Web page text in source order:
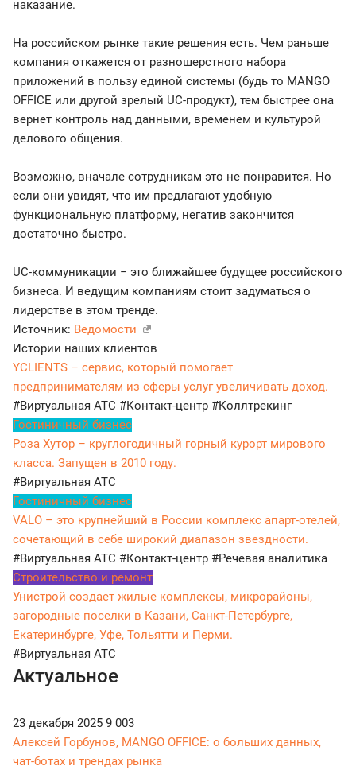
наказание.
На российском рынке такие решения есть. Чем раньше
компания откажется от разношерстного набора
приложений в пользу единой системы (будь то MANGO
OFFICE или другой зрелый UC-продукт), тем быстрее она
вернет контроль над данными, временем и культурой
делового общения.
Возможно, вначале сотрудникам это не понравится. Но
если они увидят, что им предлагают удобную
функциональную платформу, негатив закончится
достаточно быстро.
UC-коммуникации − это ближайшее будущее российского
бизнеса. И ведущим компаниям стоит задуматься о
лидерстве в этом тренде.
Источник: Ведомости
Истории наших клиентов
YCLIENTS – сервис, который помогает
предпринимателям из сферы услуг увеличивать доход.
#Виртуальная АТС #Контакт-центр #Коллтрекинг
Гостиничный бизнес
Роза Хутор – круглогодичный горный курорт мирового
класса. Запущен в 2010 году.
#Виртуальная АТС
Гостиничный бизнес
VALO – это крупнейший в России комплекс апарт-отелей,
сочетающий в себе широкий диапазон звездности.
#Виртуальная АТС #Контакт-центр #Речевая аналитика
Строительство и ремонт
Унистрой создает жилые комплексы, микрорайоны,
загородные поселки в Казани, Санкт-Петербурге,
Екатеринбурге, Уфе, Тольятти и Перми.
#Виртуальная АТС
Актуальное
23 декабря 2025 9 003
Алексей Горбунов, MANGO OFFICE: о больших данных,
чат-ботах и трендах рынка